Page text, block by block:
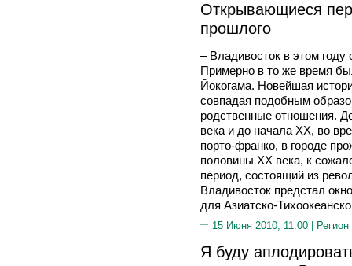
Открывающиеся
прошлого
– Владивосток в этом году
Примерно в то же время
Йокогама. Новейшая
совпадая подобным
родственные отношения.
века и до начала XX, во
порто-франко, в городе
половины XX века, к
период, состоящий из
Владивосток предстал
для Азиатско-
15 Июня 2010, 11:00 | Регион
Я буду